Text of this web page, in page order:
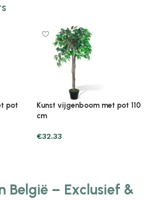
pot
Kunst vijgenboom met pot 110
cm
€32.33
België – Exclusief &